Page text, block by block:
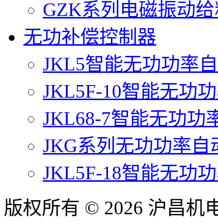
GZK系列电磁振动
无功补偿控制器
JKL5智能无功功率
JKL5F-10智能无功
JKL68-7智能无功功
JKG系列无功功率自
JKL5F-18智能无功
版权所有 © 2026 沪昌机